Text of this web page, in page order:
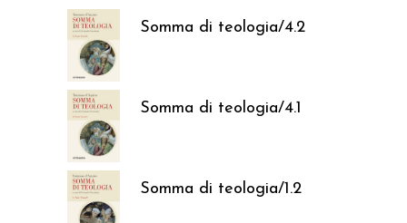
Somma di teologia/4.2
37,05€
Somma di teologia/4.1
37,05€
Somma di teologia/1.2
37,05€